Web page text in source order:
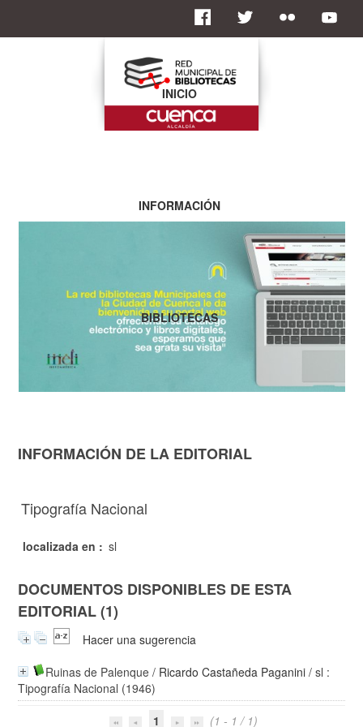
INFORMACIÓN DE LA EDITORIAL
Tipografía Nacional
localizada en : sl
DOCUMENTOS DISPONIBLES DE ESTA
EDITORIAL (1)
Hacer una sugerencia
Ruinas de Palenque / Ricardo Castañeda Paganini / sl :
Tipografía Nacional (1946)
1
(1 - 1 / 1)
INICIO
INFORMACIÓN
BIBLIOTECAS